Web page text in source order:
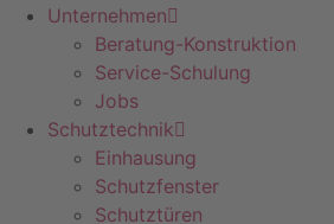
Unternehmen
Beratung-Konstruktion
Service-Schulung
Jobs
Schutztechnik
Einhausung
Schutzfenster
Schutztüren